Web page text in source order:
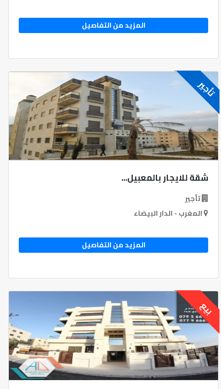
المزيد من التفاصيل
تأجير
شقة للايجار بالمعبيل...
تأجير
المغرب - الدار البيضاء
المزيد من التفاصيل
بيع